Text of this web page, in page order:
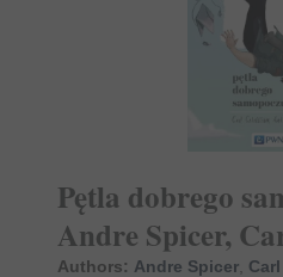
Pętla dobrego
Andre Spicer,
Authors: Andre Spicer